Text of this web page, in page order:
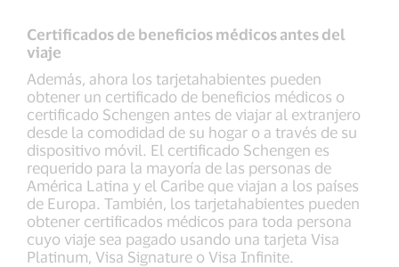
Certificados de beneficios médicos antes del
viaje
Además, ahora los tarjetahabientes pueden
obtener un certificado de beneficios médicos o
certificado Schengen antes de viajar al extranjero
desde la comodidad de su hogar o a través de su
dispositivo móvil. El certificado Schengen es
requerido para la mayoría de las personas de
América Latina y el Caribe que viajan a los países
de Europa. También, los tarjetahabientes pueden
obtener certificados médicos para toda persona
cuyo viaje sea pagado usando una tarjeta Visa
Platinum, Visa Signature o Visa Infinite.